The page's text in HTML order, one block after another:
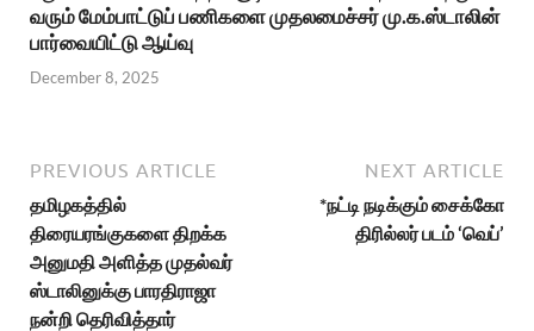
வரும் மேம்பாட்டுப் பணிகளை முதலமைச்சர் மு.க.ஸ்டாலின்
பார்வையிட்டு ஆய்வு
December 8, 2025
PREVIOUS ARTICLE
தமிழகத்தில்
திரையரங்குகளை திறக்க
அனுமதி அளித்த முதல்வர்
ஸ்டாலினுக்கு பாரதிராஜா
நன்றி தெரிவித்தார்
NEXT ARTICLE
*நட்டி நடிக்கும் சைக்கோ
திரில்லர் படம் ‘வெப்’